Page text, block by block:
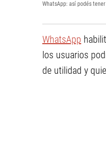
WhatsApp: así podés
WhatsApp
los usuarios
de utilidad y